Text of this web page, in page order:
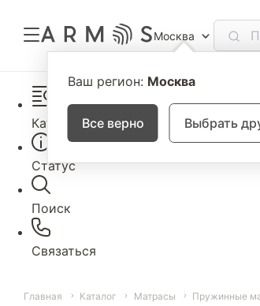
Москва
Ваш регион: Москва
Все верно Выбрать
Каталог
Статус
Поиск
Связаться
Главная Каталог Матрасы Пружинные